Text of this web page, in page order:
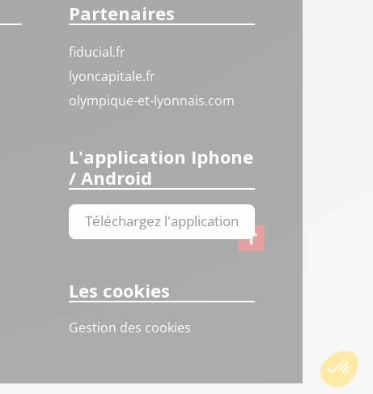
Partenaires
fiducial.fr
lyoncapitale.fr
olympique-et-lyonnais.com
L'application Iphone
/ Android
Téléchargez l'application
Les cookies
Gestion des cookies